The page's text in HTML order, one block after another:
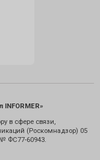
в сфере связи,
(Роскомнадзор) 05
№ ФС77-60943.